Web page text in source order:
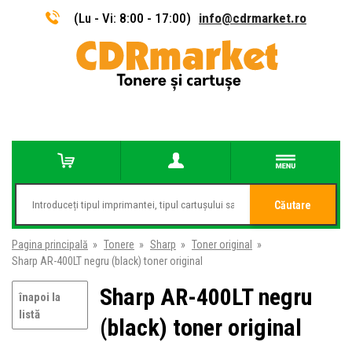
(Lu - Vi: 8:00 - 17:00) info@cdrmarket.ro
Căutare
Pagina principală » Tonere » Sharp » Toner original
»
Sharp AR-400LT negru (black) toner original
înapoi la
listă
Sharp AR-400LT negru
(black) toner original